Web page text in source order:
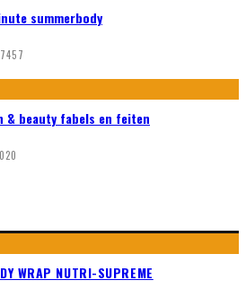
summerbody
7457
& beauty fabels en feiten
WRAP NUTRI-SUPREME